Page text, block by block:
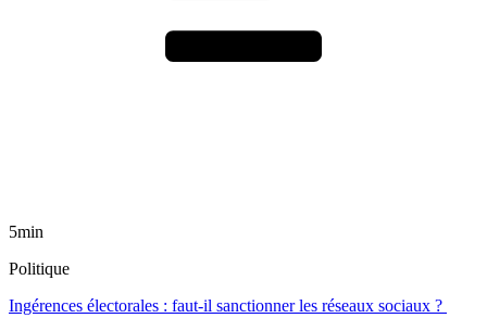
5min
Politique
Ingérences électorales : faut-il sanctionner les réseaux sociaux ?